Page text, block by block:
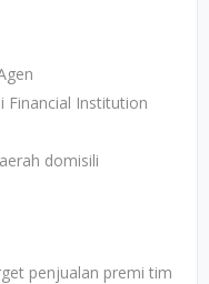
Financial Institution
domisili
penjualan premi tim